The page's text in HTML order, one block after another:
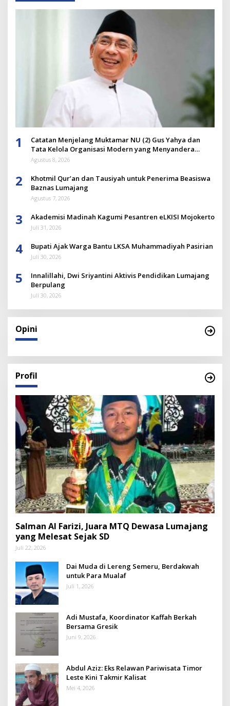
1
Catatan Menjelang Muktamar NU (2) Gus Yahya dan
Tata Kelola Organisasi Modern yang Menyandera
Dirinya
Agustus 8, 2026
2
Khotmil Qur’an dan Tausiyah untuk Penerima Beasiswa
Baznas Lumajang
Agustus 7, 2026
3 Akademisi Madinah Kagumi Pesantren eLKISI Mojokerto
Juli 31, 2026
4 Bupati Ajak Warga Bantu LKSA Muhammadiyah Pasirian
Juli 30, 2026
5
Innalillahi, Dwi Sriyantini Aktivis Pendidikan Lumajang
Berpulang
Juli 30, 2026
Opini
Profil
Salman Al Farizi, Juara MTQ Dewasa Lumajang
yang Melesat Sejak SD
Juli 22, 2026
Dai Muda di Lereng Semeru, Berdakwah
untuk Para Mualaf
Juli 1, 2026
Adi Mustafa, Koordinator Kaffah Berkah
Bersama Gresik
Juni 9, 2026
Abdul Aziz: Eks Relawan Pariwisata Timor
Leste Kini Takmir Kalisat
Mei 4, 2026